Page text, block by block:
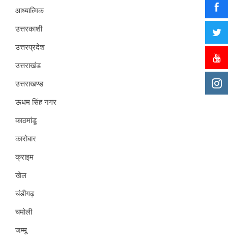
आध्यात्मिक
उत्तरकाशी
उत्तरप्रदेश
उत्तराखंड
उत्तराखण्ड
ऊधम सिंह नगर
काठमांडू
कारोबार
क्राइम
खेल
चंडीगढ़
चमोली
जम्मू